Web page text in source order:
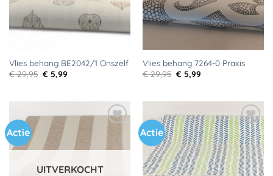
Vlies behang BE2042/1 Onszelf
€29,95 Oorspronkelijke
prijs
€ 5,99Huidige
Vlies behang 7264-0 Praxis
€29,95 Oorspronkelijke
prijs
€ 5,99Huidige
Actie
Toevoegen
verlanglijst
UITVERKOCHT
Actie
Toevoegen
aan
verlanglijst